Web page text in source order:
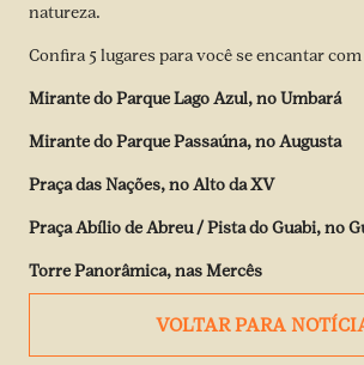
natureza.
Confira 5 lugares para você se encantar
Mirante do Parque Lago Azul, no Umbará
Mirante do Parque Passaúna, no Augusta
Praça das Nações, no Alto da XV
Praça Abílio de Abreu / Pista do Guabi, no
Torre Panorâmica, nas Mercês
VOLTAR PARA